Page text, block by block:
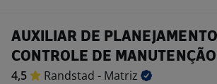
AUXILIAR DE PLANEJAMENTO
CONTROLE DE MANUTENÇÃO
4,5 Randstad - Matriz